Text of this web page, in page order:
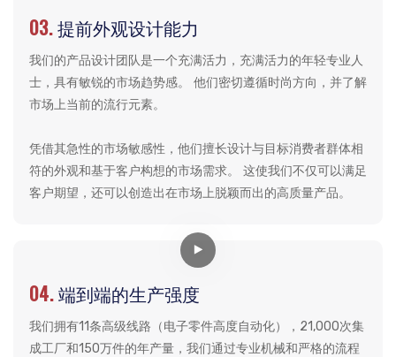
03.提前外观设计能力
我们的产品设计团队是一个充满活力，充满活力的年轻专业人
士，具有敏锐的市场趋势感。 他们密切遵循时尚方向，并了解
市场上当前的流行元素。
凭借其急性的市场敏感性，他们擅长设计与目标消费者群体相
符的外观和基于客户构想的市场需求。 这使我们不仅可以满足
客户期望，还可以创造出在市场上脱颖而出的高质量产品。
04.端到端的生产强度
我们拥有11条高级线路（电子零件高度自动化），21,000次集
成工厂和150万件的年产量，我们通过专业机械和严格的流程